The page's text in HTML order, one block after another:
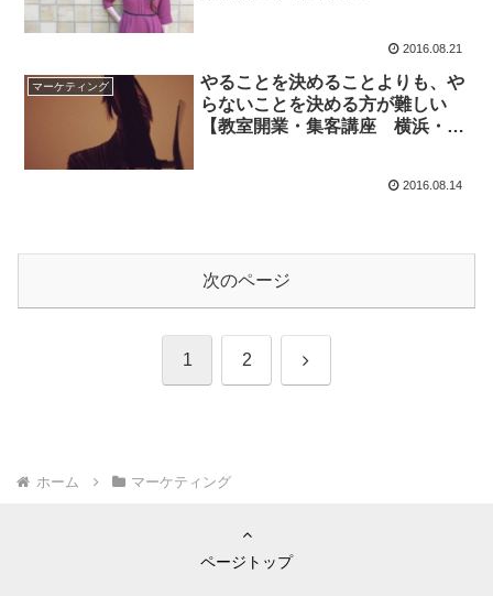
2016.08.21
マーケティング
やることを決めることよりも、や
らないことを決める方が難しい
【教室開業・集客講座 横浜・東
2016.08.14
次のページ
1 2 次
ホーム マーケティング
ページトップ